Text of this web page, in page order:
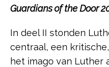
Guardians of the Door
In deel II stonden
centraal, een
het imago van Luther